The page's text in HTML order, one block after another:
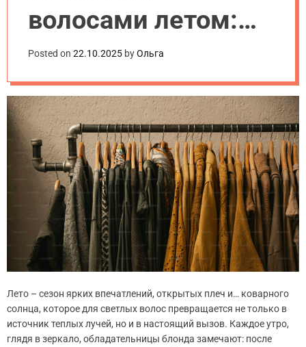
волосами летом:
лучшие средства и
лайфхаки
Posted on 22.10.2025 byОльга
Лето – сезон ярких впечатлений, открытых плеч и… коварного
солнца, которое для светлых волос превращается не только в
источник теплых лучей, но и в настоящий вызов. Каждое утро,
глядя в зеркало, обладательницы блонда замечают: после